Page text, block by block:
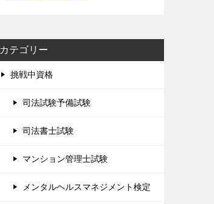
カテゴリー
挑戦中資格
司法試験予備試験
司法書士試験
マンション管理士試験
メンタルヘルスマネジメント検定